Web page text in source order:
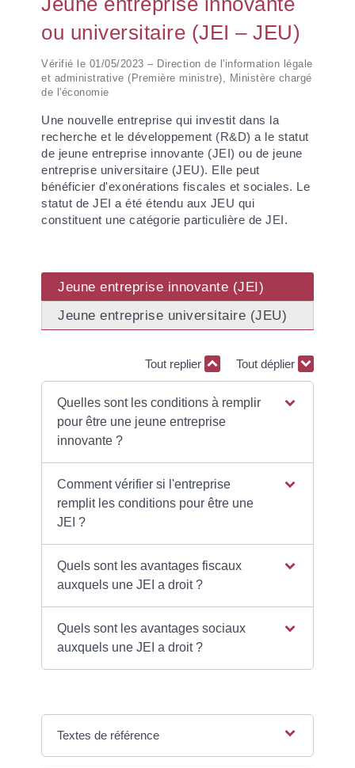
ou universitaire (JEI – JEU)
Vérifié le 01/05/2023 – Direction de l'information légale
et administrative (Première ministre), Ministère chargé
de l'économie
Une nouvelle entreprise qui investit dans la
recherche et le développement (R&D) a le statut
de jeune entreprise innovante (JEI) ou de jeune
entreprise universitaire (JEU). Elle peut
bénéficier d'exonérations fiscales et sociales. Le
statut de JEI a été étendu aux JEU qui
constituent une catégorie particulière de JEI.
Jeune entreprise innovante (JEI)
Jeune entreprise universitaire (JEU)
Tout replier Tout déplier
Quelles sont les conditions à remplir
pour être une jeune entreprise
innovante ?
Comment vérifier si l'entreprise
remplit les conditions pour être une
JEI ?
Quels sont les avantages fiscaux
auxquels une JEI a droit ?
Quels sont les avantages sociaux
auxquels une JEI a droit ?
Textes de référence